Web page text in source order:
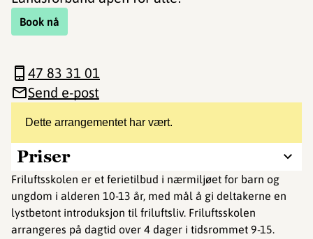
Book nå
Dette arrangementet har vært.
Priser
Friluftsskolen er et ferietilbud i nærmiljøet for barn og
ungdom i alderen 10-13 år, med mål å gi deltakerne en
lystbetont introduksjon til friluftsliv. Friluftsskolen
arrangeres på dagtid over 4 dager i tidsrommet 9-15.
47 83 31 01
Send e-post